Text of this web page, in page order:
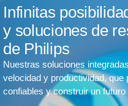
Infinitas
y soluciones de
de Philips
Nuestras soluciones
velocidad y productividad,
confiables y construir un